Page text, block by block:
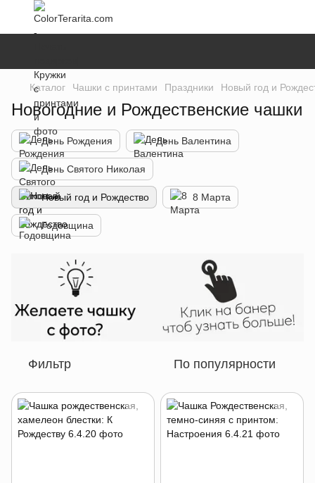
Каталог Чашки с принтами Праздники Новый год и
Новогодние и Рождественские чашки
День Рождения День Валентина
День Святого Николая
Новый год и Рождество 8 Марта
Годовщина
Фильтр По популярности